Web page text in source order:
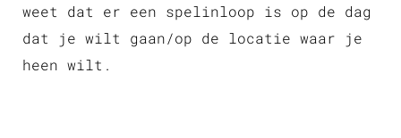
weet dat er een spelinloop is op de dag
dat je wilt gaan/op de locatie waar je
heen wilt.